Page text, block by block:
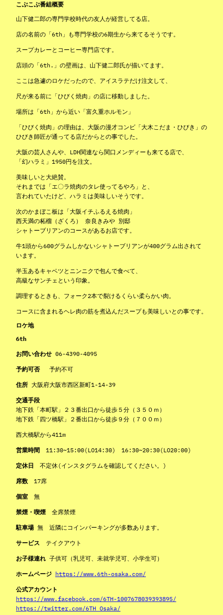
こぶこぶ番組概要
山下健二郎の専門学校時代の友人が経営してる店。
店の名前の「6th」も専門学校の6期生から来てるそうです。
スープカレーとコーヒー専門店です。
店頭の「6th.」の壁画は、山下健二郎氏が描いてます。
ここは急遽のロケだったので、アイスラテだけ注文して、
尺が来る前に「ひびく焼肉」の店に移動しました。
場所は「6th」から近い「富久重ホルモン」
「ひびく焼肉」の理由は、大阪の漫才コンビ「大木こだま・ひびき」の
ひびき師匠が通ってる店だからとの事でした。
大阪の芸人さんや、LDH関連なら関口メンディーも来てる店で、
「幻ハラミ」1950円を注文。
美味しいと大絶賛。
それまでは「エ〇ラ焼肉のタレ使ってるやろ」と、
言われていたけど、ハラミは美味しいそうです。
次のかまぼこ板は「大阪イチふるえる焼肉」
西天満の柘榴（ざくろ） 奈良きみや 別邸
シャトーブリアンのコースがあるお店です。
牛1頭から600グラムしかないシャトーブリアンが400グラム出されて
います。
半玉あるキャベツとニンニクで包んで食べて、
高級なサンチェという印象。
調理するときも、フォーク2本で裂けるくらい柔らかい肉。
コースに含まれるヘレ肉の筋を煮込んだスープも美味しいとの事です。
ロケ地
6th
お問い合わせ 06-4390-4095
予約可否予約不可
住所 大阪府大阪市西区新町1-14-39
交通手段
地下鉄「本町駅」２３番出口から徒歩５分（３５０ｍ）
地下鉄「四ツ橋駅」２番出口から徒歩９分（７００ｍ）
西大橋駅から411m
営業時間 11:30~15:00(LO14:30) 16:30~20:30(LO20:00)
定休日 不定休(インスタグラムを確認してください。)
席数 17席
個室 無
禁煙・喫煙 全席禁煙
駐車場 無 近隣にコインパーキングが多数あります。
サービス テイクアウト
お子様連れ 子供可（乳児可、未就学児可、小学生可）
ホームページ https://www.6th-osaka.com/
公式アカウント
https://www.facebook.com/6TH-1007678039393895/
https://twitter.com/6TH_Osaka/